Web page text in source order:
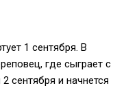
1 сентября. В
где сыграет с
сентября и начнется